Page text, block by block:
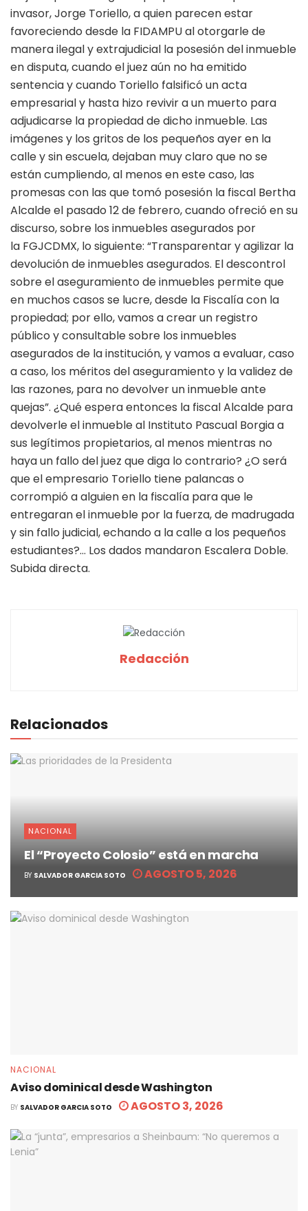
invasor, Jorge Toriello, a quien parecen estar
favoreciendo desde la FIDAMPU al otorgarle de
manera ilegal y extrajudicial la posesión del inmueble
en disputa, cuando el juez aún no ha emitido
sentencia y cuando Toriello falsificó un acta
empresarial y hasta hizo revivir a un muerto para
adjudicarse la propiedad de dicho inmueble. Las
imágenes y los gritos de los pequeños ayer en la
calle y sin escuela, dejaban muy claro que no se
están cumpliendo, al menos en este caso, las
promesas con las que tomó posesión la fiscal Bertha
Alcalde el pasado 12 de febrero, cuando ofreció en su
discurso, sobre los inmuebles asegurados por
la FGJCDMX, lo siguiente: “Transparentar y agilizar la
devolución de inmuebles asegurados. El descontrol
sobre el aseguramiento de inmuebles permite que
en muchos casos se lucre, desde la Fiscalía con la
propiedad; por ello, vamos a crear un registro
público y consultable sobre los inmuebles
asegurados de la institución, y vamos a evaluar, caso
a caso, los méritos del aseguramiento y la validez de
las razones, para no devolver un inmueble ante
quejas”. ¿Qué espera entonces la fiscal Alcalde para
devolverle el inmueble al Instituto Pascual Borgia a
sus legítimos propietarios, al menos mientras no
haya un fallo del juez que diga lo contrario? ¿O será
que el empresario Toriello tiene palancas o
corrompió a alguien en la fiscalía para que le
entregaran el inmueble por la fuerza, de madrugada
y sin fallo judicial, echando a la calle a los pequeños
estudiantes?… Los dados mandaron Escalera Doble.
Subida directa.
Redacción
Relacionados
NACIONAL
El “Proyecto Colosio” está en marcha
BY SALVADOR GARCIA SOTO AGOSTO 5, 2026
NACIONAL
Aviso dominical desde Washington
BY SALVADOR GARCIA SOTO AGOSTO 3, 2026